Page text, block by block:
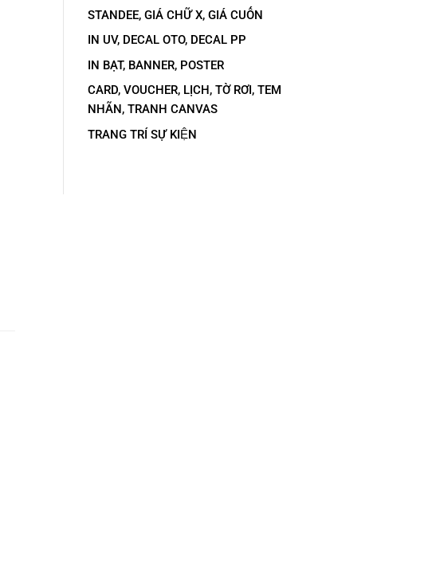
STANDEE, GIÁ CHỮ X, GIÁ CUỐN
IN UV, DECAL OTO, DECAL PP
IN BẠT, BANNER, POSTER
CARD, VOUCHER, LỊCH, TỜ RƠI, TEM
NHÃN, TRANH CANVAS
TRANG TRÍ SỰ KIỆN